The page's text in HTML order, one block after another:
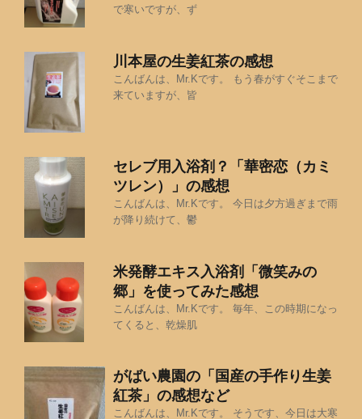
で寒いですが、ず
川本屋の生姜紅茶の感想
こんばんは、Mr.Kです。 もう春がすぐそこまで
来ていますが、皆
セレブ用入浴剤？「華密恋（カミ
ツレン）」の感想
こんばんは、Mr.Kです。 今日は夕方過ぎまで雨
が降り続けて、鬱
米発酵エキス入浴剤「微笑みの
郷」を使ってみた感想
こんばんは、Mr.Kです。 毎年、この時期になっ
てくると、乾燥肌
がばい農園の「国産の手作り生姜
紅茶」の感想など
こんばんは、Mr.Kです。 そうです、今日は大寒